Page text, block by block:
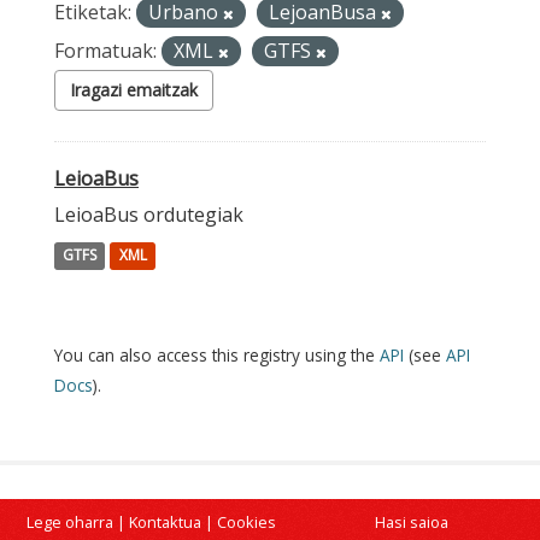
Etiketak: Urbano
LejoanBusa
Formatuak:
XML GTFS
Iragazi emaitzak
LeioaBus
LeioaBus ordutegiak
GTFS XML
You can also access this registry using the API (see API
Docs).
Lege oharra | Kontaktua | Cookies Hasi saioa